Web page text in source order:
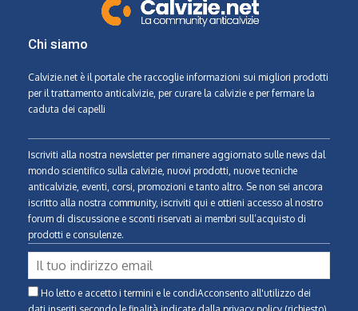
Chi siamo
Calvizie.net è il portale che raccoglie informazioni sui migliori prodotti
per il trattamento anticalvizie, per curare la calvizie e per fermare la
caduta dei capelli
Iscriviti alla nostra newsletter per rimanere aggiornato sulle news dal
mondo scientifico sulla calvizie, nuovi prodotti, nuove tecniche
anticalvizie, eventi, corsi, promozioni e tanto altro. Se non sei ancora
iscritto alla nostra community, iscriviti qui e ottieni accesso al nostro
forum di discussione e sconti riservati ai membri sull’acquisto di
prodotti e consulenze.
Ho letto e accetto i termini e le condiAcconsento all'utilizzo dei